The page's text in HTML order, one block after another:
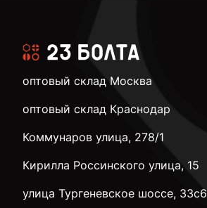
оптовый склад Москва
оптовый склад Краснодар
Коммунаров улица, 278/1
Кирилла Россинского улица, 15
улица Тургеневское шоссе, 33с6